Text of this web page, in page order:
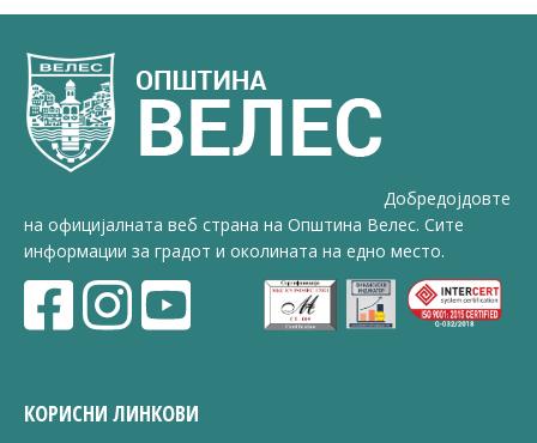
Добредојдовте
на официјалната веб страна на Општина Велес. Сите
информации за градот и околината на едно место.
КОРИСНИ ЛИНКОВИ